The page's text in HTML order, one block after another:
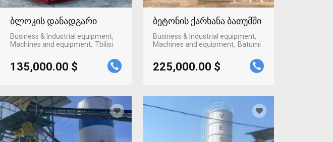
ბლოკის დანადგარი
Business & Industrial equipment,
Machines and equipment Tbilisi
135,000.00 $
ბეტონის ქარხანა ბათუმში
Business & Industrial equipment,
Machines and equipment
Batumi
225,000.00 $